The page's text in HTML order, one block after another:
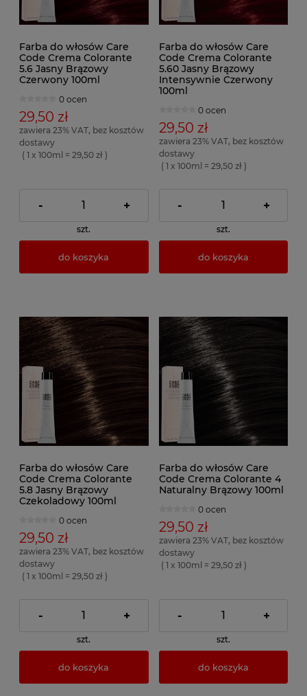
Farba do włosów Care
Code Crema Colorante
5.6 Jasny Brązowy
Czerwony 100ml
0 ocen
29,50 zł
zawiera 23% VAT, bez kosztów
dostawy
( 1 x 100ml = 29,50 zł )
- +
szt.
do koszyka
Farba do włosów Care
Code Crema Colorante
5.60 Jasny Brązowy
Intensywnie Czerwony
100ml
0 ocen
29,50 zł
zawiera 23% VAT, bez kosztów
dostawy
( 1 x 100ml = 29,50 zł )
- +
szt.
do koszyka
Farba do włosów Care
Code Crema Colorante
5.8 Jasny Brązowy
Czekoladowy 100ml
0 ocen
29,50 zł
zawiera 23% VAT, bez kosztów
dostawy
( 1 x 100ml = 29,50 zł )
- +
szt.
do koszyka
Farba do włosów Care
Code Crema Colorante 4
Naturalny Brązowy 100ml
0 ocen
29,50 zł
zawiera 23% VAT, bez kosztów
dostawy
( 1 x 100ml = 29,50 zł )
- +
szt.
do koszyka